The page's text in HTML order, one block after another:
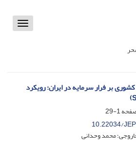
Toggle
بر فرار سرمایه در ایران: رویکرد
1-29
10.22034/
محمد وحدانی